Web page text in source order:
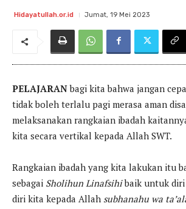
Hidayatullah.or.id Jumat, 19 Mei 2023
PELAJARANbagi kita bahwa jangan
tidak boleh terlalu pagi merasa aman
melaksanakan rangkaian ibadah
kita secara vertikal kepada Allah SWT.
Rangkaian ibadah yang kita lakukan itu
sebagai Sholihun Linafsihibaik untuk diri
diri kita kepada Allah subhanahu wa